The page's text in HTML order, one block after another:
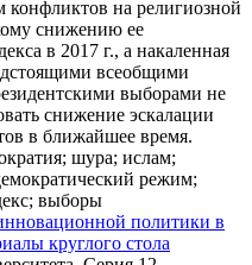
конфликтов на религиозной
снижению ее
в 2017 г., а накаленная
всеобщими
выборами не
снижение эскалации
в ближайшее время.
шура; ислам;
режим;
выборы
политики в
круглого стола